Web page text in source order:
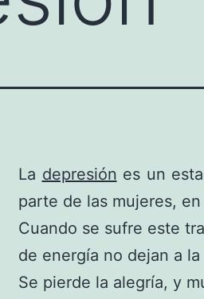
La depresión es un
parte de las mujeres,
Cuando se sufre este
de energía no dejan a
Se pierde la alegría, y